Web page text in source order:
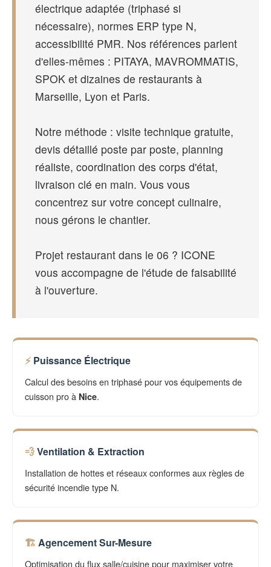
électrique adaptée (triphasé si
nécessaire), normes ERP type N,
accessibilité PMR. Nos références parlent
d'elles-mêmes : PITAYA, MAVROMMATIS,
SPOK et dizaines de restaurants à
Marseille, Lyon et Paris.
Notre méthode : visite technique gratuite,
devis détaillé poste par poste, planning
réaliste, coordination des corps d'état,
livraison clé en main. Vous vous
concentrez sur votre concept culinaire,
nous gérons le chantier.
Projet restaurant dans le 06 ? ICONE
vous accompagne de l'étude de faisabilité
à l'ouverture.
Puissance Électrique
Calcul des besoins en triphasé pour vos équipements de
cuisson pro à Nice.
Ventilation & Extraction
Installation de hottes et réseaux conformes aux règles de
sécurité incendie type N.
Agencement Sur-Mesure
Optimisation du flux salle/cuisine pour maximiser votre